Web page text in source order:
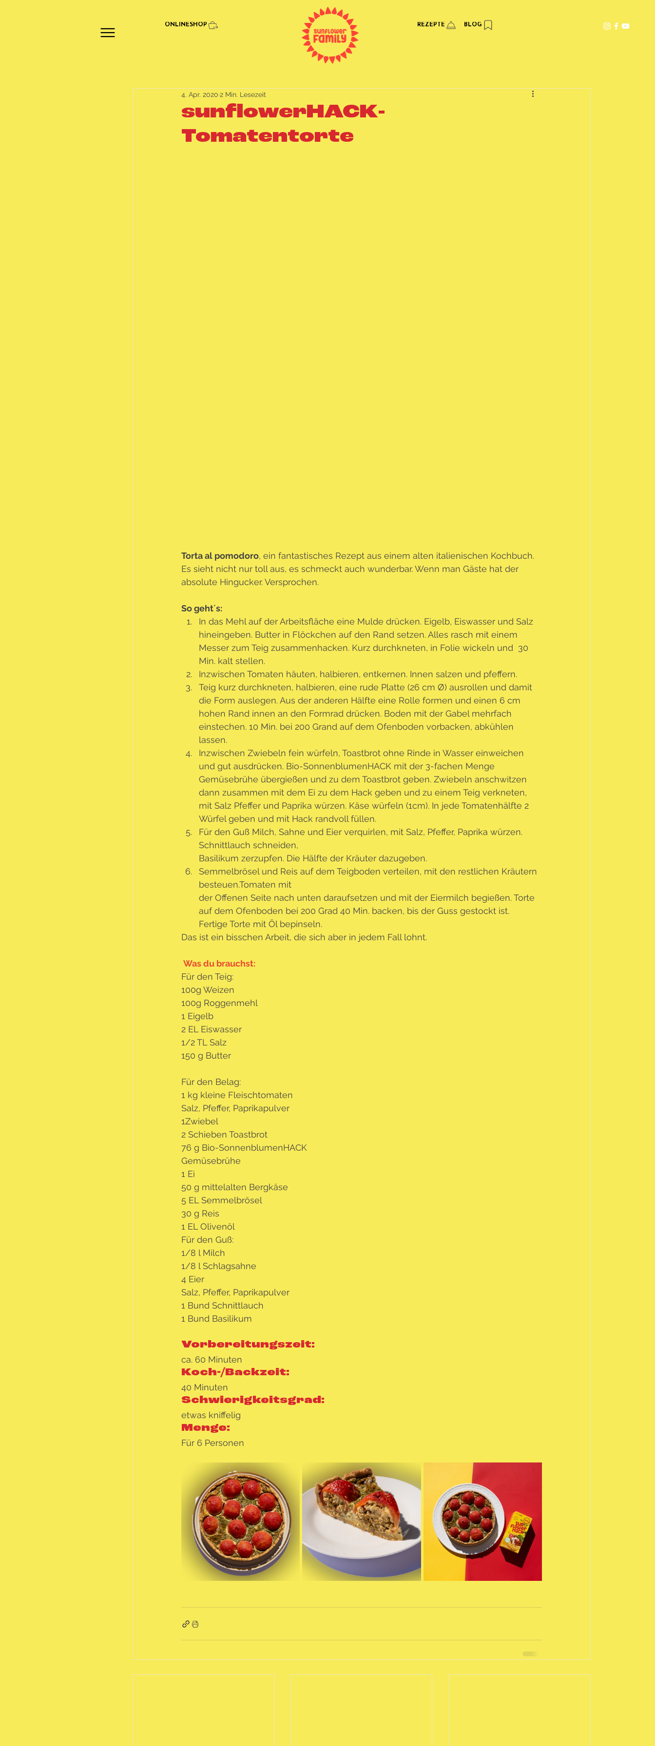
ONLINESHOP REZEPTE BLOG
sunflowerHACK-
Tomatentorte
4. Apr. 2020 2 Min. Lesezeit
Torta al pomodoro, ein fantastisches Rezept aus einem alten italienischen Kochbuch.
Es sieht nicht nur toll aus, es schmeckt auch wunderbar. Wenn man Gäste hat der
absolute Hingucker. Versprochen.
So geht´s:
In das Mehl auf der Arbeitsfläche eine Mulde drücken. Eigelb, Eiswasser und Salz
hineingeben. Butter in Flöckchen auf den Rand setzen. Alles rasch mit einem
Messer zum Teig zusammenhacken. Kurz durchkneten, in Folie wickeln und  30
Min. kalt stellen.
Inzwischen Tomaten häuten, halbieren, entkernen. Innen salzen und pfeffern.
Teig kurz durchkneten, halbieren, eine rude Platte (26 cm Ø) ausrollen und damit
die Form auslegen. Aus der anderen Hälfte eine Rolle formen und einen 6 cm
hohen Rand innen an den Formrad drücken. Boden mit der Gabel mehrfach
einstechen. 10 Min. bei 200 Grand auf dem Ofenboden vorbacken, abkühlen
lassen.
Inzwischen Zwiebeln fein würfeln, Toastbrot ohne Rinde in Wasser einweichen
und gut ausdrücken. Bio-SonnenblumenHACK mit der 3-fachen Menge
Gemüsebrühe übergießen und zu dem Toastbrot geben. Zwiebeln anschwitzen
dann zusammen mit dem Ei zu dem Hack geben und zu einem Teig verkneten,
mit Salz Pfeffer und Paprika würzen. Käse würfeln (1cm). In jede Tomatenhälfte 2
Würfel geben und mit Hack randvoll füllen.
Für den Guß Milch, Sahne und Eier verquirlen, mit Salz, Pfeffer, Paprika würzen.
Schnittlauch schneiden,
Basilikum zerzupfen. Die Hälfte der Kräuter dazugeben.
Semmelbrösel und Reis auf dem Teigboden verteilen, mit den restlichen Kräutern
besteuen.Tomaten mit
der Offenen Seite nach unten daraufsetzen und mit der Eiermilch begießen. Torte
auf dem Ofenboden bei 200 Grad 40 Min. backen, bis der Guss gestockt ist.
Fertige Torte mit Öl bepinseln.
Das ist ein bisschen Arbeit, die sich aber in jedem Fall lohnt.
Was du brauchst:
Für den Teig:
100g Weizen
100g Roggenmehl
1 Eigelb
2 EL Eiswasser
1/2 TL Salz
150 g Butter
Für den Belag:
1 kg kleine Fleischtomaten
Salz, Pfeffer, Paprikapulver
1Zwiebel
2 Schieben Toastbrot
76 g Bio-SonnenblumenHACK
Gemüsebrühe
1 Ei
50 g mittelalten Bergkäse
5 EL Semmelbrösel
30 g Reis
1 EL Olivenöl
Für den Guß:
1/8 l Milch
1/8 l Schlagsahne
4 Eier
Salz, Pfeffer, Paprikapulver
1 Bund Schnittlauch
1 Bund Basilikum
Vorbereitungszeit:
ca. 60 Minuten
Koch-/Backzeit:
40 Minuten
Schwierigkeitsgrad:
etwas kniffelig
Menge:
Für 6 Personen